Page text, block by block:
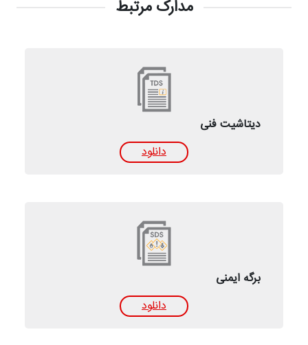
مدارک مرتبط
دیتاشیت فنی
دانلود
برگه ایمنی
دانلود